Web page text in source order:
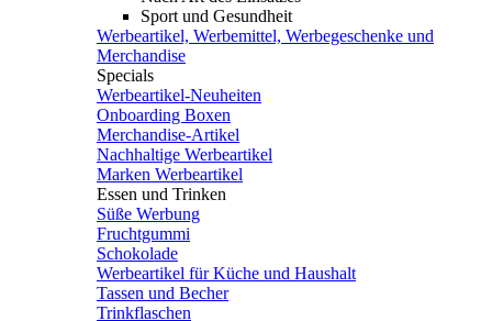
Sport und Gesundheit
Werbeartikel, Werbemittel, Werbegeschenke und
Merchandise
Specials
Werbeartikel-Neuheiten
Onboarding Boxen
Merchandise-Artikel
Nachhaltige Werbeartikel
Marken Werbeartikel
Essen und Trinken
Süße Werbung
Fruchtgummi
Schokolade
Werbeartikel für Küche und Haushalt
Tassen und Becher
Trinkflaschen